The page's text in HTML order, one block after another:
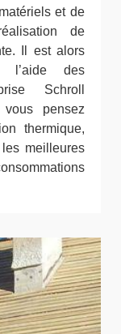
et de
de
Il est alors
l’aide des
Schroll
pensez
thermique,
meilleures